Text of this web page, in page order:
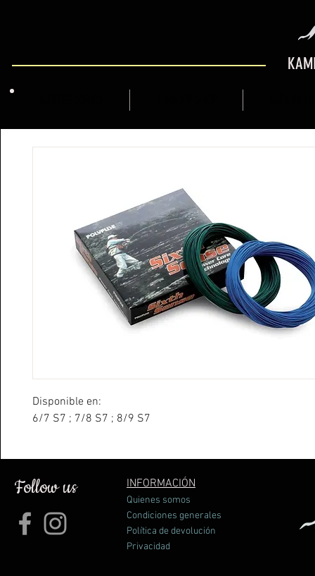
Disponible en:
6/7 S7 ; 7/8 S7 ; 8/9 S7
Follow us INFORMACIÓN
Quienes somos
Condiciones generales
Política de devolución
Privacidad